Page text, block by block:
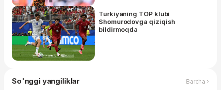
Turkiyaning TOP klubi
Shomurodovga qiziqish
bildirmoqda
So'nggi yangiliklar Barcha ›